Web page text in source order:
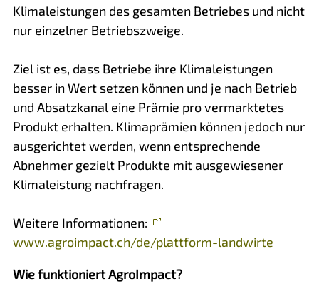
Klimaleistungen des gesamten Betriebes und nicht
nur einzelner Betriebszweige.
Ziel ist es, dass Betriebe ihre Klimaleistungen
besser in Wert setzen können und je nach Betrieb
und Absatzkanal eine Prämie pro vermarktetes
Produkt erhalten. Klimaprämien können jedoch nur
ausgerichtet werden, wenn entsprechende
Abnehmer gezielt Produkte mit ausgewiesener
Klimaleistung nachfragen.
Weitere Informationen:
www.agroimpact.ch/de/plattform-landwirte
Wie funktioniert AgroImpact?